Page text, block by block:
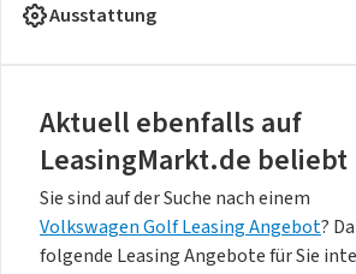
Ausstattung
Aktuell ebenfalls auf
LeasingMarkt.de beliebt
Sie sind auf der Suche nach einem
Volkswagen Golf Leasing Angebot?
folgende Leasing Angebote für Sie